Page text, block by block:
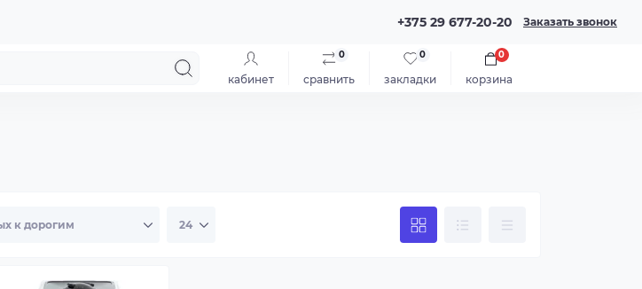
+375 29 677-20-20 Заказать звонок
кабинет сравнить
0
закладки
0
корзина
0